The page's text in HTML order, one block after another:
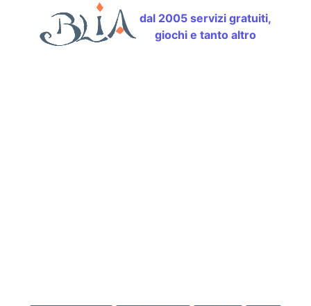
dal 2005 servizi gratuiti,
giochi e tanto altro